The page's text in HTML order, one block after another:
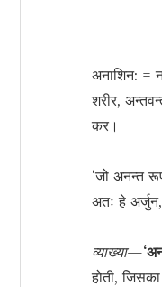
अनाशिन: =
शरीर,
कर।
‘जो अनन्त
अतः हे
व्याख्या—
होती,